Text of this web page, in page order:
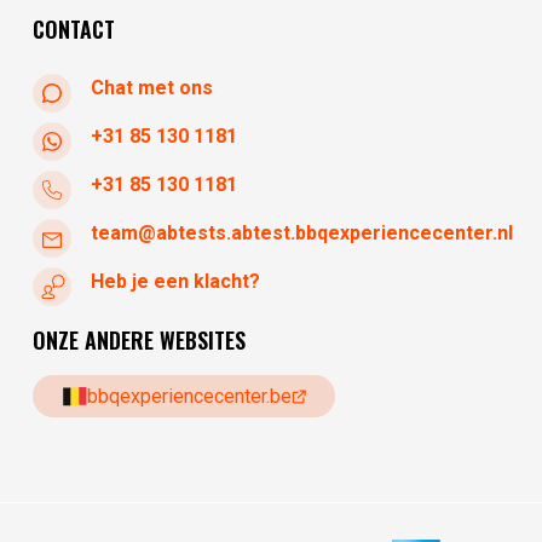
CONTACT
Chat met ons
+31 85 130 1181
+31 85 130 1181
team@abtests.abtest.bbqexperiencecenter.nl
Heb je een klacht?
ONZE ANDERE WEBSITES
bbqexperiencecenter.be